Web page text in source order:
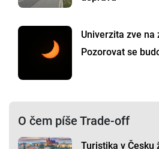
Univerzita zve na
Pozorovat se
O čem píše Trade-off
Turistika v Česku